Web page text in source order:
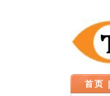
首页